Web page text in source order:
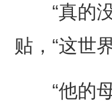
“真的没
贴，“这世
“他的母